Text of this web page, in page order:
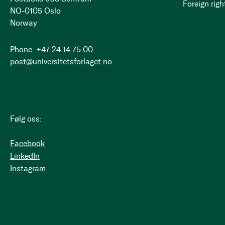
NO-0105 Oslo
Norway
Phone: +47 24 14 75 00
post@universitetsforlaget.no
Følg oss:
Facebook
LinkedIn
Instagram
Foreign